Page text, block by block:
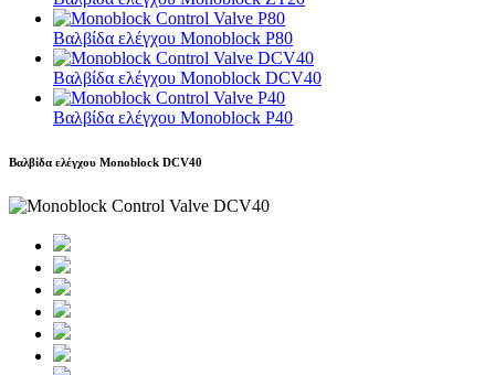
Βαλβίδα ελέγχου Monoblock P80
Βαλβίδα ελέγχου Monoblock DCV40
Βαλβίδα ελέγχου Monoblock P40
Βαλβίδα ελέγχου Monoblock DCV40